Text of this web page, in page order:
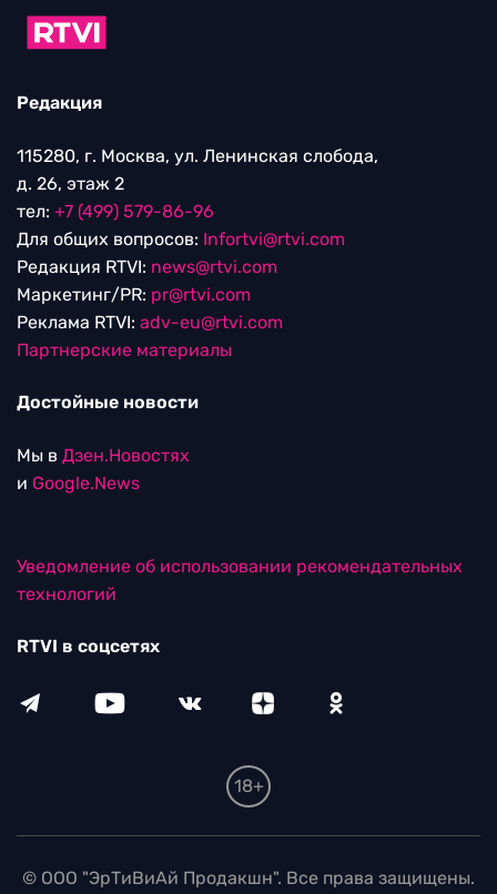
Редакция
115280, г. Москва, ул. Ленинская слобода,
д. 26, этаж 2
тел: +7 (499) 579-86-96
Для общих вопросов: Infortvi@rtvi.com
Редакция RTVI: news@rtvi.com
Маркетинг/PR: pr@rtvi.com
Реклама RTVI: adv-eu@rtvi.com
Партнерские материалы
Достойные новости
Мы в Дзен.Новостях
и Google.News
Уведомление об использовании рекомендательных
технологий
RTVI в соцсетях
18+
© ООО "ЭрТиВиАй Продакшн". Все права защищены.